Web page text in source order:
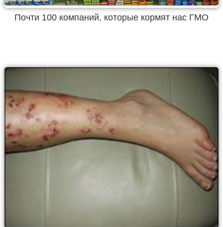
Почти 100 компаний, которые кормят нас ГМО